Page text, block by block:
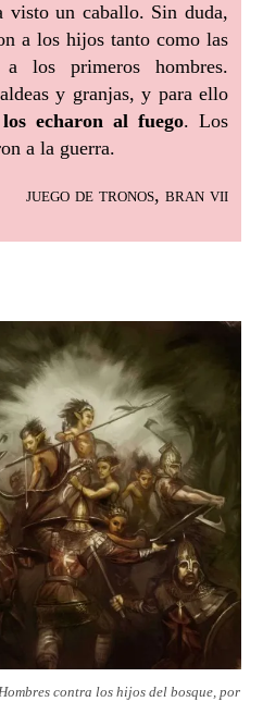
visto un caballo. Sin duda,
a los hijos tanto como las
los primeros hombres.
y granjas, y para ello
echaron al fuego. Los
a la guerra.
juego de tronos, bran vii
contra los hijos del bosque, por